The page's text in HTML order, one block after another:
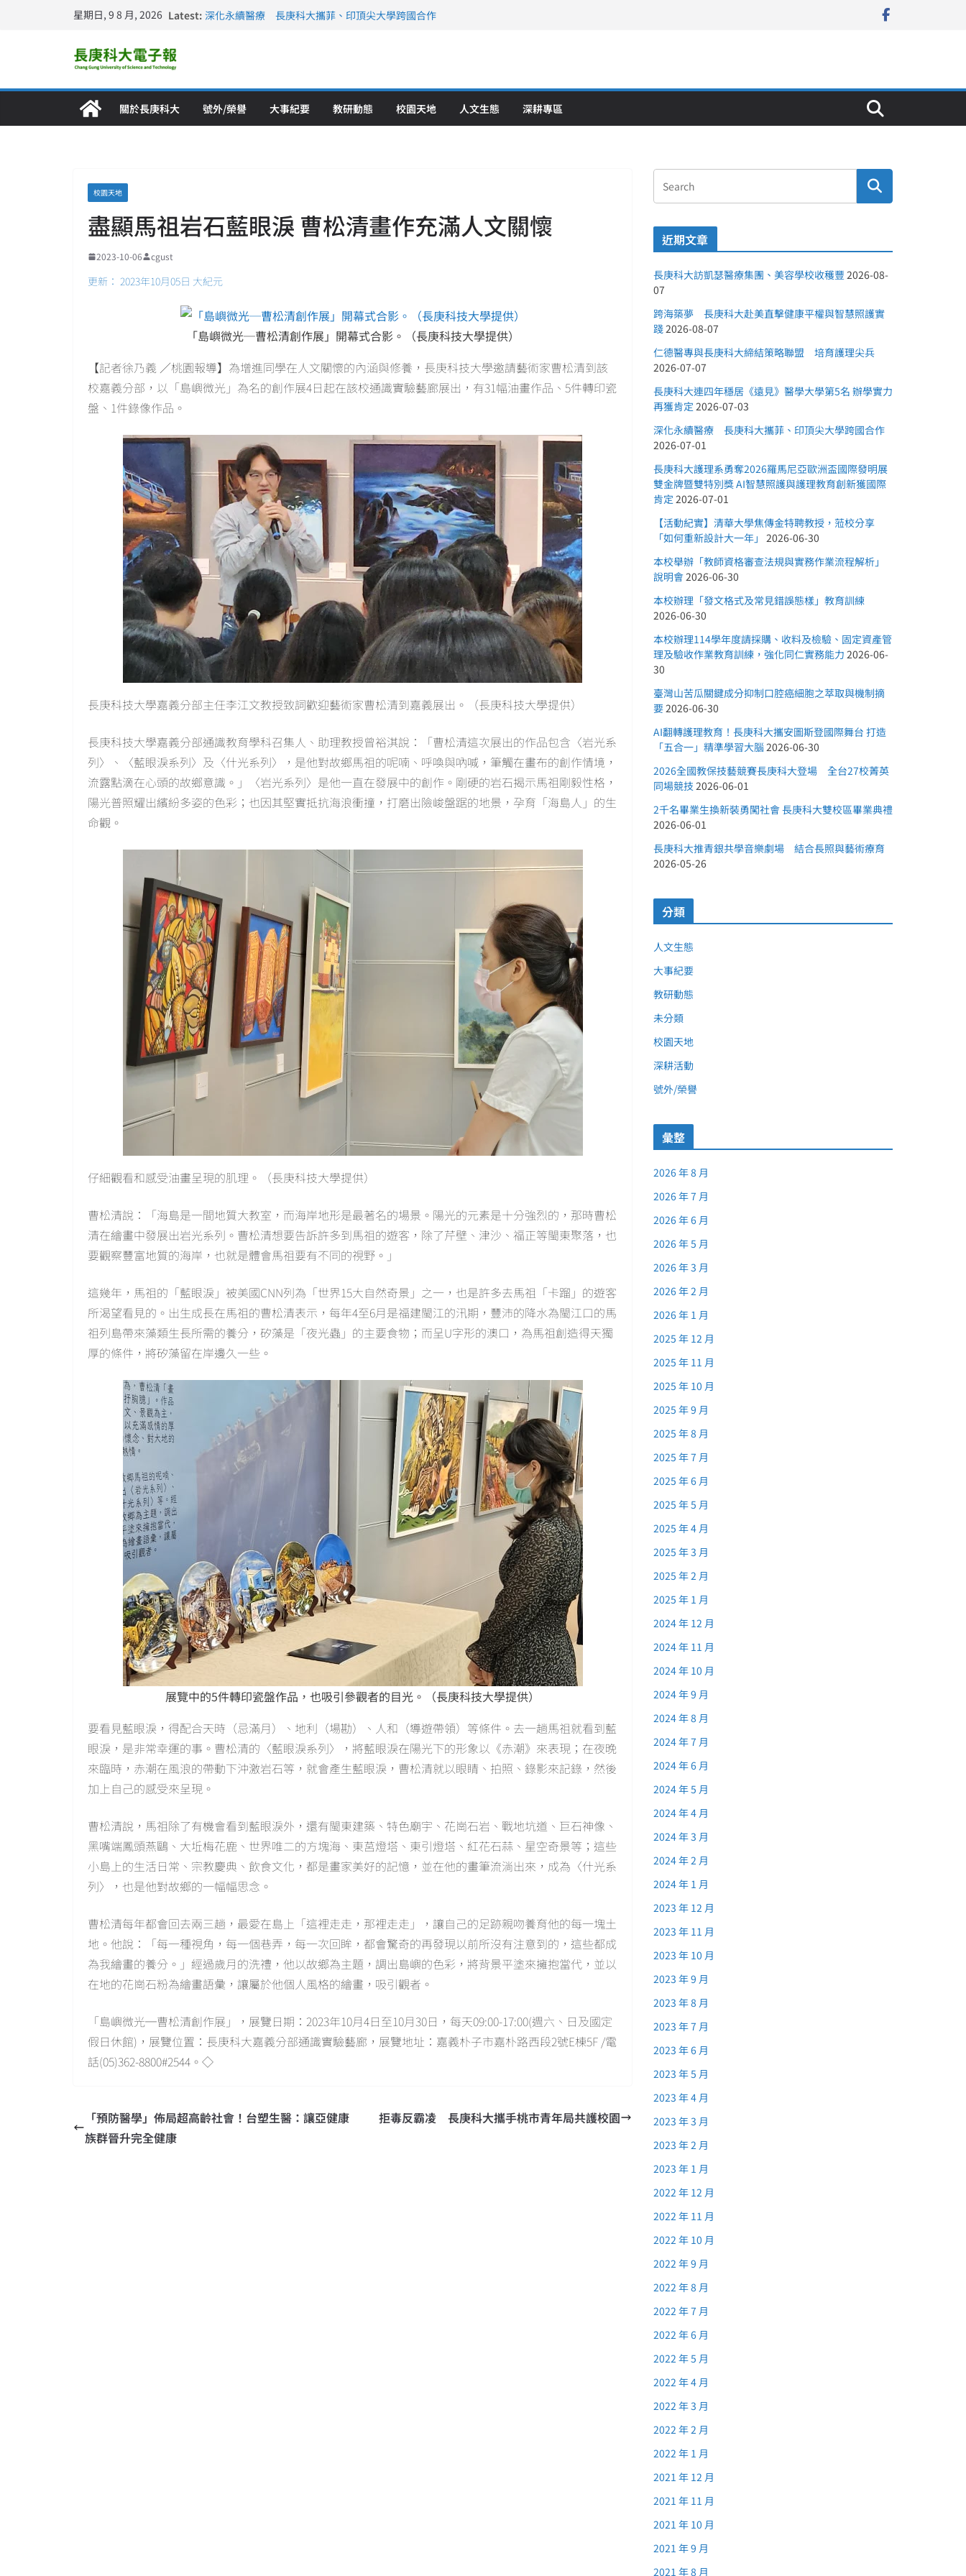
星期日, 9 8 月, 2026 Latest: 深化永續醫療 長庚科大攜菲、印頂尖大學跨國合作
關於長庚科大 號外/榮譽 大事紀要 教研動態 校園天地 人文生態 深耕專區
校園天地
盡顯馬祖岩石藍眼淚 曹松清畫作充滿人文關懷
2023-10-06 cgust
更新： 2023年10月05日 大紀元
「島嶼微光─曹松清創作展」開幕式合影。（長庚科技大學提供）
【記者徐乃義 ／桃園報導】為增進同學在人文關懷的內涵與修養，長庚科技大學邀請藝術家曹松清到該
校嘉義分部，以「島嶼微光」為名的創作展4日起在該校通識實驗藝廊展出，有31幅油畫作品、5件轉印瓷
盤、1件錄像作品。
長庚科技大學嘉義分部主任李江文教授致詞歡迎藝術家曹松清到嘉義展出。（長庚科技大學提供）
長庚科技大學嘉義分部通識教育學科召集人、助理教授曾裕淇說：「曹松清這次展出的作品包含〈岩光系
列〉、〈藍眼淚系列〉及〈什光系列〉，是他對故鄉馬祖的呢喃、呼喚與吶喊，筆觸在畫布的創作情境，
流露點滴在心頭的故鄉意識。」〈岩光系列〉是他一直在發展中的創作。剛硬的岩石揭示馬祖剛毅性格，
陽光普照耀出繽紛多姿的色彩；也因其堅實抵抗海浪衝撞，打磨出險峻盤踞的地景，孕育「海島人」的生
命觀。
仔細觀看和感受油畫呈現的肌理。（長庚科技大學提供）
曹松清說：「海島是一間地質大教室，而海岸地形是最著名的場景。陽光的元素是十分強烈的，那時曹松
清在繪畫中發展出岩光系列。曹松清想要告訴許多到馬祖的遊客，除了芹壁、津沙、福正等閩東聚落，也
要觀察豐富地質的海岸，也就是體會馬祖要有不同的視野。」
這幾年，馬祖的「藍眼淚」被美國CNN列為「世界15大自然奇景」之一，也是許多去馬祖「卡蹓」的遊客
所渴望看見的。出生成長在馬祖的曹松清表示，每年4至6月是福建閩江的汛期，豐沛的降水為閩江口的馬
祖列島帶來藻類生長所需的養分，矽藻是「夜光蟲」的主要食物；而呈U字形的澳口，為馬祖創造得天獨
厚的條件，將矽藻留在岸邊久一些。
展覽中的5件轉印瓷盤作品，也吸引參觀者的目光。（長庚科技大學提供）
要看見藍眼淚，得配合天時（忌滿月）、地利（場勘）、人和（導遊帶領）等條件。去一趟馬祖就看到藍
眼淚，是非常幸運的事。曹松清的〈藍眼淚系列〉，將藍眼淚在陽光下的形象以《赤潮》來表現；在夜晚
來臨時，赤潮在風浪的帶動下沖激岩石等，就會產生藍眼淚，曹松清就以眼睛、拍照、錄影來記錄，然後
加上自己的感受來呈現。
曹松清說，馬祖除了有機會看到藍眼淚外，還有閩東建築、特色廟宇、花崗石岩、戰地坑道、巨石神像、
黑嘴端鳳頭燕鷗、大坵梅花鹿、世界唯二的方塊海、東莒燈塔、東引燈塔、紅花石蒜、星空奇景等；這些
小島上的生活日常、宗教慶典、飲食文化，都是畫家美好的記憶，並在他的畫筆流淌出來，成為〈什光系
列〉，也是他對故鄉的一幅幅思念。
曹松清每年都會回去兩三趟，最愛在島上「這裡走走，那裡走走」，讓自己的足跡親吻養育他的每一塊土
地。他說：「每一種視角，每一個巷弄，每一次回眸，都會驚奇的再發現以前所沒有注意到的，這些都成
為我繪畫的養分。」經過歲月的洗禮，他以故鄉為主題，調出島嶼的色彩，將背景平塗來擁抱當代，並以
在地的花崗石粉為繪畫語彙，讓屬於他個人風格的繪畫，吸引觀者。
「島嶼微光─曹松清創作展」，展覽日期：2023年10月4日至10月30日，每天09:00-17:00(週六、日及國定
假日休館)，展覽位置：長庚科大嘉義分部通識實驗藝廊，展覽地址：嘉義朴子市嘉朴路西段2號E棟5F /電
話(05)362-8800#2544。◇
「預防醫學」佈局超高齡社會！台塑生醫：讓亞健康
族群晉升完全健康
拒毒反霸凌 長庚科大攜手桃市青年局共護校園
近期文章
長庚科大訪凱瑟醫療集團、美容學校收穫豐 2026-08-
07
跨海築夢 長庚科大赴美直擊健康平權與智慧照護實
踐2026-08-07
仁德醫專與長庚科大締結策略聯盟 培育護理尖兵
2026-07-07
長庚科大連四年穩居《遠見》醫學大學第5名 辦學實力
再獲肯定 2026-07-03
深化永續醫療 長庚科大攜菲、印頂尖大學跨國合作
2026-07-01
長庚科大護理系勇奪2026羅馬尼亞歐洲盃國際發明展
雙金牌暨雙特別獎 AI智慧照護與護理教育創新獲國際
肯定 2026-07-01
【活動紀實】清華大學焦傳金特聘教授，蒞校分享
「如何重新設計大一年」 2026-06-30
本校舉辦「教師資格審查法規與實務作業流程解析」
說明會2026-06-30
本校辦理「發文格式及常見錯誤態樣」教育訓練
2026-06-30
本校辦理114學年度請採購、收料及檢驗、固定資產管
理及驗收作業教育訓練，強化同仁實務能力 2026-06-
30
臺灣山苦瓜關鍵成分抑制口腔癌細胞之萃取與機制摘
要2026-06-30
AI翻轉護理教育！長庚科大攜安圖斯登國際舞台 打造
「五合一」精準學習大腦 2026-06-30
2026全國教保技藝競賽長庚科大登場 全台27校菁英
同場競技 2026-06-01
2千名畢業生換新裝勇闖社會 長庚科大雙校區畢業典禮
2026-06-01
長庚科大推青銀共學音樂劇場 結合長照與藝術療育
2026-05-26
分類
人文生態
大事紀要
教研動態
未分類
校園天地
深耕活動
號外/榮譽
彙整
2026 年 8 月
2026 年 7 月
2026 年 6 月
2026 年 5 月
2026 年 3 月
2026 年 2 月
2026 年 1 月
2025 年 12 月
2025 年 11 月
2025 年 10 月
2025 年 9 月
2025 年 8 月
2025 年 7 月
2025 年 6 月
2025 年 5 月
2025 年 4 月
2025 年 3 月
2025 年 2 月
2025 年 1 月
2024 年 12 月
2024 年 11 月
2024 年 10 月
2024 年 9 月
2024 年 8 月
2024 年 7 月
2024 年 6 月
2024 年 5 月
2024 年 4 月
2024 年 3 月
2024 年 2 月
2024 年 1 月
2023 年 12 月
2023 年 11 月
2023 年 10 月
2023 年 9 月
2023 年 8 月
2023 年 7 月
2023 年 6 月
2023 年 5 月
2023 年 4 月
2023 年 3 月
2023 年 2 月
2023 年 1 月
2022 年 12 月
2022 年 11 月
2022 年 10 月
2022 年 9 月
2022 年 8 月
2022 年 7 月
2022 年 6 月
2022 年 5 月
2022 年 4 月
2022 年 3 月
2022 年 2 月
2022 年 1 月
2021 年 12 月
2021 年 11 月
2021 年 10 月
2021 年 9 月
2021 年 8 月